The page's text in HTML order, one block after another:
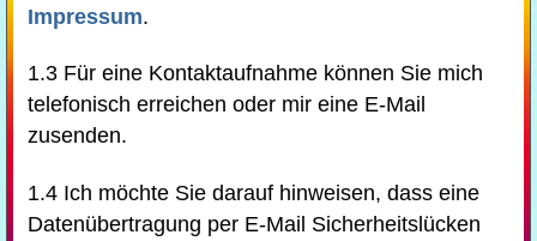
Impressum.
1.3 Für eine Kontaktaufnahme können Sie mich
telefonisch erreichen oder mir eine E-Mail
zusenden.
1.4 Ich möchte Sie darauf hinweisen, dass eine
Datenübertragung per E-Mail Sicherheitslücken